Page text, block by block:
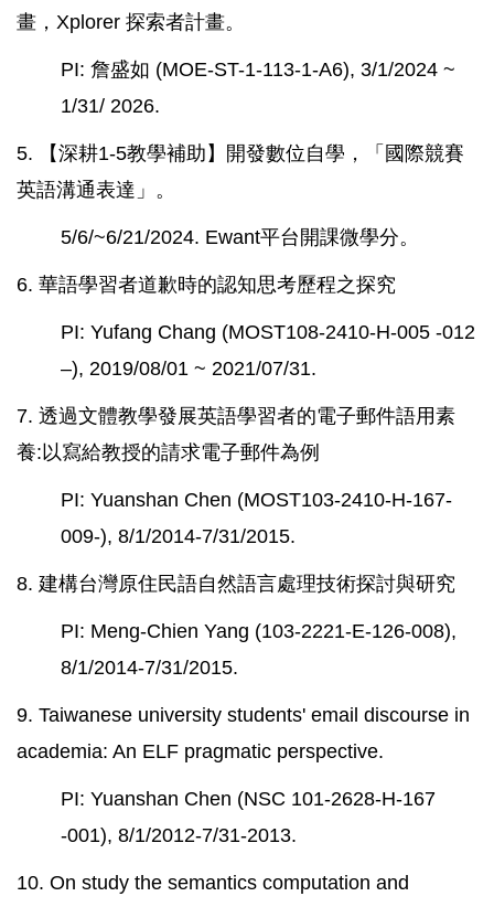
畫，Xplorer 探索者計畫。
PI: 詹盛如 (MOE-ST-1-113-1-A6), 3/1/2024 ~
1/31/ 2026.
5. 【深耕1-5教學補助】開發數位自學，「國際競賽
英語溝通表達」。
5/6/~6/21/2024. Ewant平台開課微學分。
6. 華語學習者道歉時的認知思考歷程之探究
PI: Yufang Chang (MOST108-2410-H-005 -012
–), 2019/08/01 ~ 2021/07/31.
7. 透過文體教學發展英語學習者的電子郵件語用素
養:以寫給教授的請求電子郵件為例
PI: Yuanshan Chen (MOST103-2410-H-167-
009-), 8/1/2014-7/31/2015.
8. 建構台灣原住民語自然語言處理技術探討與研究
PI: Meng-Chien Yang (103-2221-E-126-008),
8/1/2014-7/31/2015.
9. Taiwanese university students' email discourse in
academia: An ELF pragmatic perspective.
PI: Yuanshan Chen (NSC 101-2628-H-167
-001), 8/1/2012-7/31-2013.
10. On study the semantics computation and